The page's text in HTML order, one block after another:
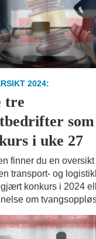
2024:
tre
som
i uke 27
finner du en oversikt
transport- og
konkurs i 2024
om